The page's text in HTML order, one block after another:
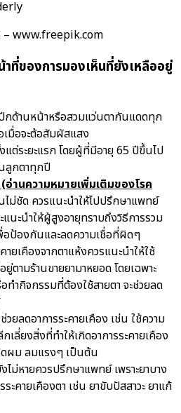
www.freepik.com
ที่ของการมองเห็นที่ยังเหลืออยู่
กด้านหน้าหรือสวมแว่นตากันแดดทุก
มื่อจะต้อสัมผัสแสง
ต่ระยะแรก โดยผู้ที่มีอายุ 65 ปีขึ้นไป
ลูกตาทุกปี
(อ่านความหมายเพิ่มเติมของโรค
ไม่ชัด ควรแนะนำให้ไปปรึกษาแพทย์
นะนำให้ผู้สูงอายุทราบถึงวิธีการรวม
ป้องกันและลดความเชื่อที่ผิดๆ
ยเคืองจากตาแห้งควรแนะนำให้ใช้
ตามร้านขายยามาหยอด โดยเฉพาะ
ำกิจกรรมที่ต้องใช้สายตา จะช่วยลด
ยลดอาการระคายเคือง เช่น ใช้ความ
เลี่ยงสิ่งที่ทำให้เกิดอาการระคายเคือง
ดผม ลมแรงๆ เป็นต้น
ไม่หายควรปรึกษาแพทย์ เพราะยาบาง
ระคายเคืองตา เช่น ยาขับปัสสาวะ ยาแก้